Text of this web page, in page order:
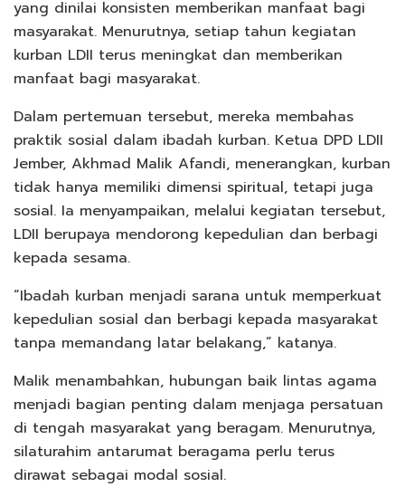
yang dinilai konsisten memberikan manfaat bagi
masyarakat. Menurutnya, setiap tahun kegiatan
kurban LDII terus meningkat dan memberikan
manfaat bagi masyarakat.
Dalam pertemuan tersebut, mereka membahas
praktik sosial dalam ibadah kurban. Ketua DPD LDII
Jember, Akhmad Malik Afandi, menerangkan, kurban
tidak hanya memiliki dimensi spiritual, tetapi juga
sosial. Ia menyampaikan, melalui kegiatan tersebut,
LDII berupaya mendorong kepedulian dan berbagi
kepada sesama.
“Ibadah kurban menjadi sarana untuk memperkuat
kepedulian sosial dan berbagi kepada masyarakat
tanpa memandang latar belakang,” katanya.
Malik menambahkan, hubungan baik lintas agama
menjadi bagian penting dalam menjaga persatuan
di tengah masyarakat yang beragam. Menurutnya,
silaturahim antarumat beragama perlu terus
dirawat sebagai modal sosial.